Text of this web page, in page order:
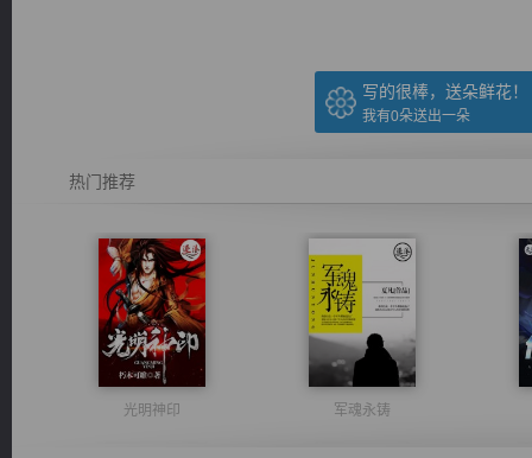
写的很棒，送朵鲜花！
我有0朵送出一朵
热门推荐
光明神印 军魂永铸